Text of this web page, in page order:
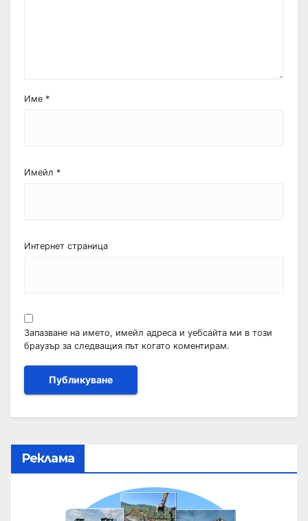
Име *
Имейл *
Интернет страница
Запазване на името, имейл адреса и уебсайта ми в този
браузър за следващия път когато коментирам.
Реклама